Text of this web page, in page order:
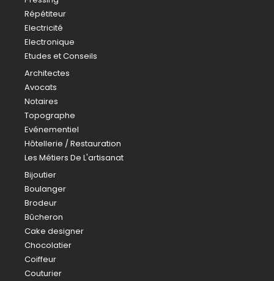
Répétiteur
Electricité
Electronique
Etudes et Conseils
Architectes
Avocats
Notaires
Topographe
Evénementiel
Hôtellerie / Restauration
Les Métiers De L'artisanat
Bijoutier
Boulanger
Brodeur
Bûcheron
Cake designer
Chocolatier
Coiffeur
Couturier